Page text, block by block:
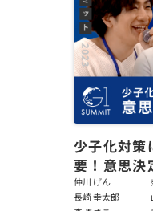
少子化対策
要！意思決
ん×長崎幸
仲川 げん
長崎 幸太郎